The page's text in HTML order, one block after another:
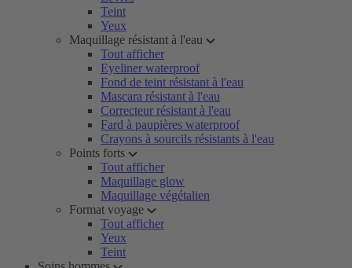
Teint
Yeux
Maquillage résistant à l'eau
Tout afficher
Eyeliner waterproof
Fond de teint résistant à l'eau
Mascara résistant à l'eau
Correcteur résistant à l'eau
Fard à paupières waterproof
Crayons à sourcils résistants à l'eau
Points forts
Tout afficher
Maquillage glow
Maquillage végétalien
Format voyage
Tout afficher
Yeux
Teint